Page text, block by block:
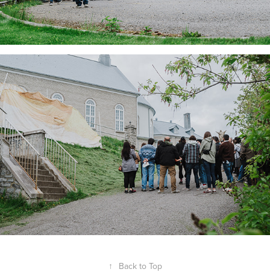
↑ Back to Top